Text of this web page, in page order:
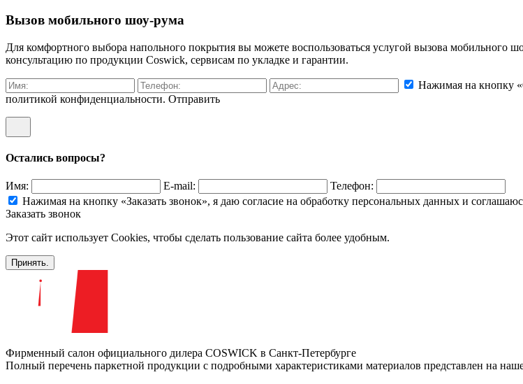
Вызов мобильного шоу-рума
Для комфортного выбора напольного покрытия вы можете воспользоваться услугой вызова мобильного
консультацию по продукции Coswick, сервисам по укладке и гарантии.
Нажимая на кнопку
политикой конфиденциальности. Отправить
Остались вопросы?
Имя: E-mail:
Телефон:
Нажимая на кнопку «Заказать звонок», я даю согласие на обработку персональных данных и
Заказать звонок
Этот сайт использует Cookies, чтобы сделать пользование сайта более удобным.
Принять.
Фирменный салон официального дилера COSWICK в Санкт-Петербурге
Полный перечень паркетной продукции с подробными характеристиками материалов представлен на